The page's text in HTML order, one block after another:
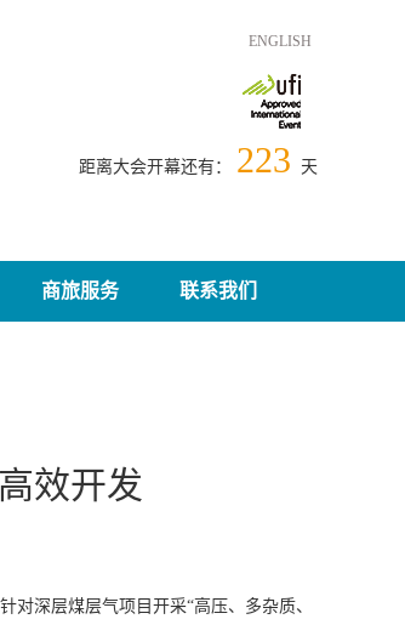
ENGLISH
距离大会开幕还有： 223 天
商旅服务 联系我们
效开发
对深层煤层气项目开采“高压、多杂质、